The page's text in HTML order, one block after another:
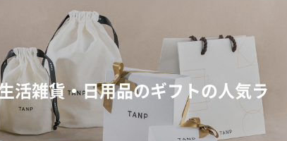
活雑貨・日用品のギフトの人気ラ